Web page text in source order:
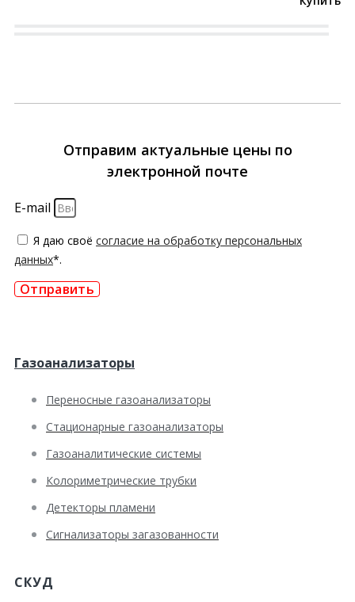
Отправим актуальные цены по
электронной почте
E-mail
Я даю своё согласие на обработку персональных
данных*.
Отправить
Газоанализаторы
Переносные газоанализаторы
Стационарные газоанализаторы
Газоаналитические системы
Колориметрические трубки
Детекторы пламени
Сигнализаторы загазованности
СКУД